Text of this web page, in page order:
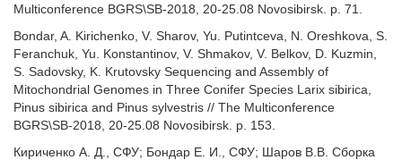
Multiconference BGRS\SB-2018, 20-25.08 Novosibirsk. p. 71.
Bondar, A. Kirichenko, V. Sharov, Yu. Putintceva, N. Oreshkova, S.
Feranchuk, Yu. Konstantinov, V. Shmakov, V. Belkov, D. Kuzmin,
S. Sadovsky, K. Krutovsky Sequencing and Assembly of
Mitochondrial Genomes in Three Conifer Species Larix sibirica,
Pinus sibirica and Pinus sylvestris // The Multiconference
BGRS\SB-2018, 20-25.08 Novosibirsk. p. 153.
Кириченко А. Д., СФУ; Бондар Е. И., СФУ; Шаров В.В. Сборка